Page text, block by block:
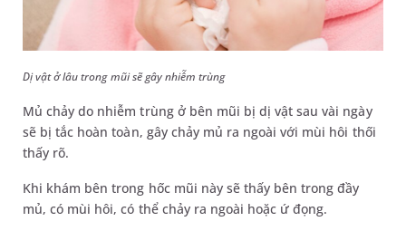
Dị vật ở lâu trong mũi sẽ gây nhiễm trùng
Mủ chảy do nhiễm trùng ở bên mũi bị dị vật sau vài ngày
sẽ bị tắc hoàn toàn, gây chảy mủ ra ngoài với mùi hôi thối
thấy rõ.
Khi khám bên trong hốc mũi này sẽ thấy bên trong đầy
mủ, có mùi hôi, có thể chảy ra ngoài hoặc ứ đọng.